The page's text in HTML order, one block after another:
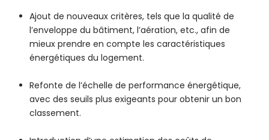
Ajout de nouveaux critères, tels que la qualité de
l’enveloppe du bâtiment, l’aération, etc., afin de
mieux prendre en compte les caractéristiques
énergétiques du logement.
Refonte de l’échelle de performance énergétique,
avec des seuils plus exigeants pour obtenir un bon
classement.